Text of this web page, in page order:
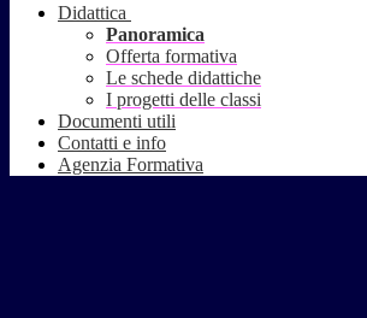
Didattica
Panoramica
Offerta formativa
Le schede didattiche
I progetti delle classi
Documenti utili
Contatti e info
Agenzia Formativa